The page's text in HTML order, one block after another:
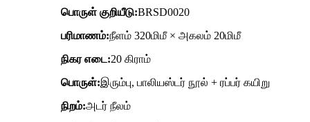
பொருள் குறியீடு:BRSD0020
பரிமாணம்:நீளம் 320மிமீ × அகலம் 20மிமீ
நிகர எடை:20 கிராம்
பொருள்:இரும்பு, பாலியஸ்டர் நூல் + ரப்பர் கயிறு
நிறம்:அடர் நீலம்